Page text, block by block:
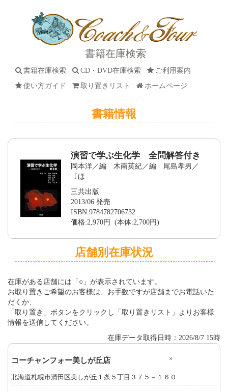
書籍在庫検索
書籍在庫検索 CD・DVD在庫検索
ご利用案内
使い方ガイド
取り置きリスト ホームページ
書籍情報
演習で学ぶ生化学 全問解答付き
岡本洋／編 木南英紀／編 尾島孝男／
〔ほ
三共出版
2013/06 発売
ISBN:9784782706732
価格:2,970円 (本体:2,700円)
店舗別在庫状況
在庫がある店舗には「○」が表示されています。
お取り置きご希望のお客様は、お手数ですが店舗までお電話いた
だくか、
「取り置き」ボタンをクリックし「取り置きリスト」よりお客様
情報を送信してください。
在庫データ取得日時：2026/8/7 15時
コーチャンフォー美しが丘店 ×
北海道札幌市清田区美しが丘１条５丁目３７５－１６０